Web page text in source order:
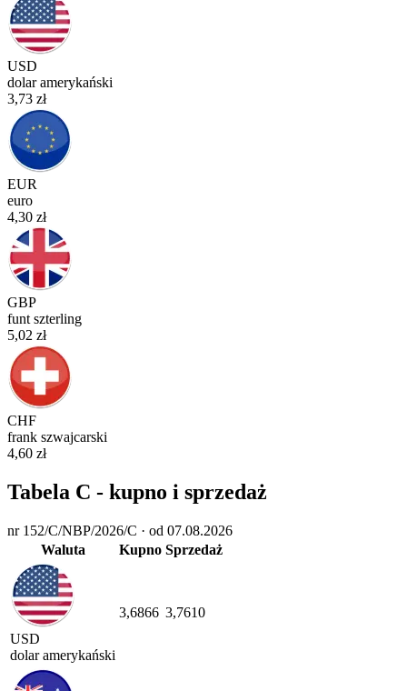
USD
dolar amerykański
3,73 zł
EUR
euro
4,30 zł
GBP
funt szterling
5,02 zł
CHF
frank szwajcarski
4,60 zł
Tabela C - kupno i sprzedaż
nr 152/C/NBP/2026/C · od 07.08.2026
Waluta
Kupno Sprzedaż
USD
dolar amerykański
3,6866 3,7610